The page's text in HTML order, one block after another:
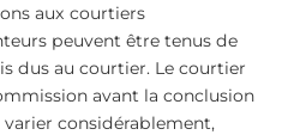
aux courtiers
peuvent être tenus de
dus au courtier. Le courtier
avant la conclusion
considérablement,